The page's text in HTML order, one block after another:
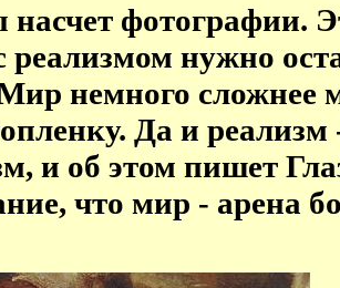
насчет фотографии.
реализмом нужно
немного сложнее
Да и реализм
и об этом пишет
что мир - арена